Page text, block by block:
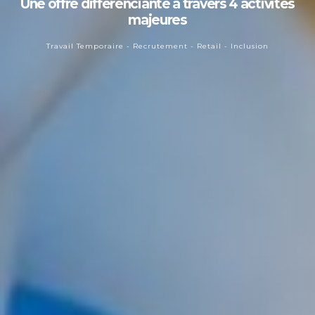
Une offre différenciante à travers 4 activités
majeures
Travail Temporaire - Recrutement - Retail - Inclusion